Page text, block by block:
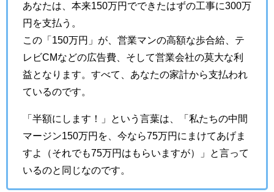
あなたは、本来150万円でできたはずの工事に300万
円を支払う。
この「150万円」が、営業マンの高額な歩合給、テ
レビCMなどの広告費、そして営業会社の莫大な利
益となります。すべて、あなたの家計から支払われ
ているのです。
「半額にします！」という言葉は、「私たちの中間
マージン150万円を、今なら75万円にまけてあげま
すよ（それでも75万円はもらいますが）」と言って
いるのと同じなのです。